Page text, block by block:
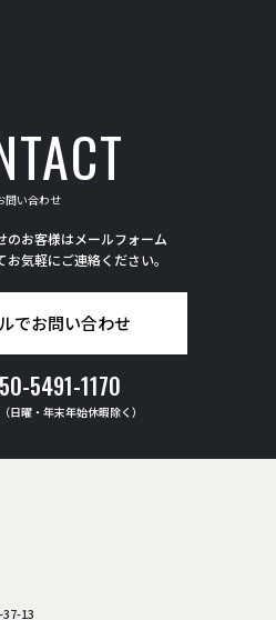
問い合わせ
のお客様はメールフォーム
気軽にご連絡ください。
でお問い合わせ
5491-1170
曜・年末年始休暇除く）
13